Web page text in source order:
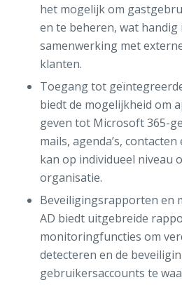
het mogelijk om
en te beheren, wat handig
samenwerking met
klanten.
Toegang tot
biedt de mogelijkheid om
geven tot Microsoft 365-
mails, agenda’s,
kan op individueel niveau
organisatie.
Beveiligingsrapporten en
AD biedt uitgebreide
monitoringfuncties om
detecteren en de
gebruikersaccounts te